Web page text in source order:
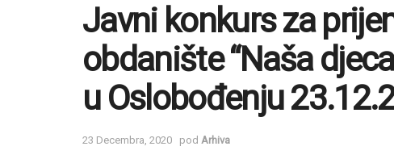
Javni konkurs za
obdanište “Naša
u Oslobođenju
23 Decembra, 2020 pod Arhiva